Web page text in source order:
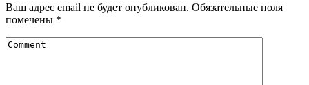
Ваш адрес email не будет опубликован. Обязательные поля
помечены *